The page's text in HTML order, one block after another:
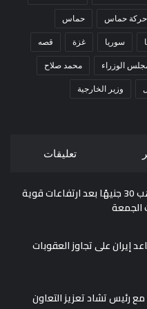
حركة حماس حماس
سوريا غزة قصه
الوزراء محمد صلاح
وزير الخارجية
تعليقات
تراجع أسعار الذهب 30 جنيهًا بعد ارتفاعات قوية
الجمعة
إيران على تجاوز العقوبات
رئيس تشاد تعزيز التعاون